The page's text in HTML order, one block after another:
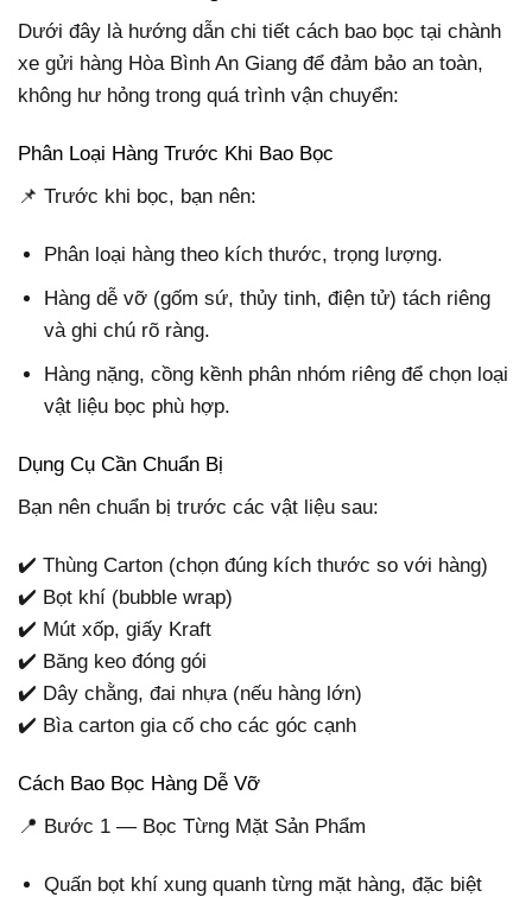
Dưới đây là hướng dẫn chi tiết cách bao bọc tại chành
xe gửi hàng Hòa Bình An Giang để đảm bảo an toàn,
không hư hỏng trong quá trình vận chuyển:
Phân Loại Hàng Trước Khi Bao Bọc
📌 Trước khi bọc, bạn nên:
Phân loại hàng theo kích thước, trọng lượng.
Hàng dễ vỡ (gốm sứ, thủy tinh, điện tử) tách riêng
và ghi chú rõ ràng.
Hàng nặng, cồng kềnh phân nhóm riêng để chọn loại
vật liệu bọc phù hợp.
Dụng Cụ Cần Chuẩn Bị
Bạn nên chuẩn bị trước các vật liệu sau:
✔️ Thùng Carton (chọn đúng kích thước so với hàng)
✔️ Bọt khí (bubble wrap)
✔️ Mút xốp, giấy Kraft
✔️ Băng keo đóng gói
✔️ Dây chằng, đai nhựa (nếu hàng lớn)
✔️ Bìa carton gia cố cho các góc cạnh
Cách Bao Bọc Hàng Dễ Vỡ
📍 Bước 1 — Bọc Từng Mặt Sản Phẩm
Quấn bọt khí xung quanh từng mặt hàng, đặc biệt